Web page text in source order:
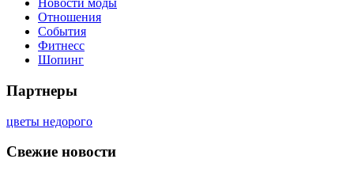
Новости моды
Отношения
События
Фитнесс
Шопинг
Партнеры
цветы недорого
Свежие новости